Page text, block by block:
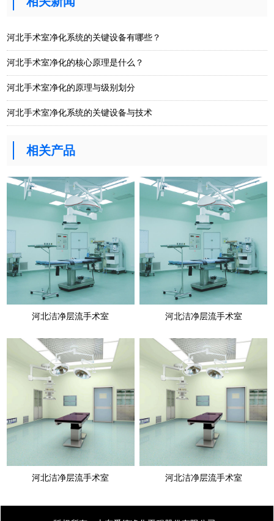
河北手术室净化系统的关键设备有哪些？
河北手术室净化的核心原理是什么？
河北手术室净化的原理与级别划分
河北手术室净化系统的关键设备与技术
相关产品
河北洁净层流手术室 河北洁净层流手术室
河北洁净层流手术室 河北洁净层流手术室